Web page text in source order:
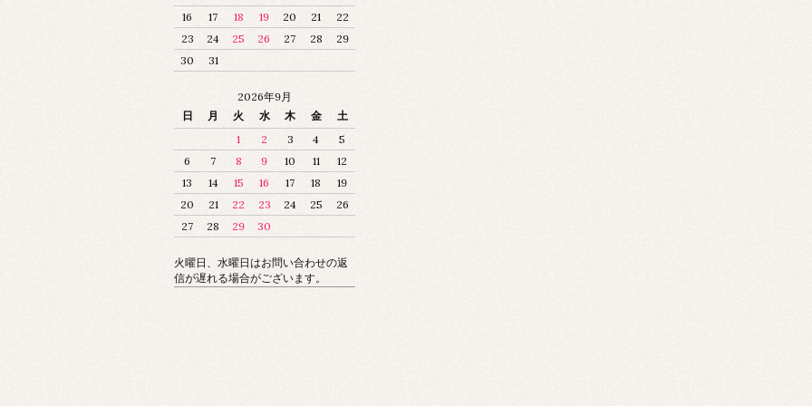
16
17 18 19 20 21
22
23
24 25 26 27 28
29
30
31
2026年9月
日
月 火 水 木 金
土
1
2 3 4
5
6
7 8 9 10 11
12
13
14 15 16 17 18
19
20
21 22 23 24 25
26
27
28 29 30
火曜日、水曜日はお問い合わせの返
信が遅れる場合がございます。